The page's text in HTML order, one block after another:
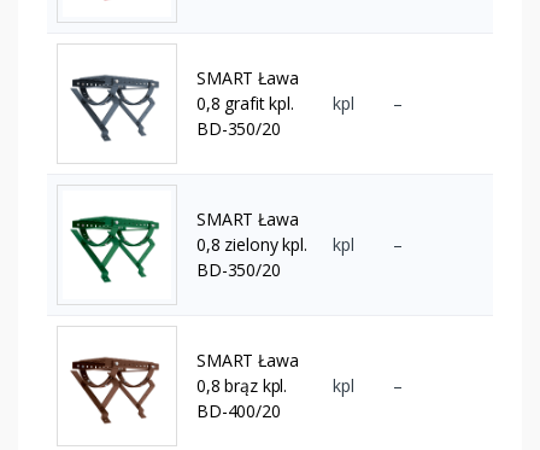
SMART Ława
0,8 grafit kpl.
BD-350/20
kpl –
SMART Ława
0,8 zielony kpl.
BD-350/20
kpl –
SMART Ława
0,8 brąz kpl.
BD-400/20
kpl –